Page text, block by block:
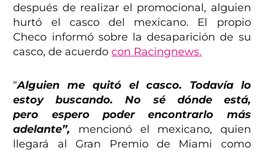
después de realizar el promocional, alguien
hurtó el casco del mexicano. El propio
Checo informó sobre la desaparición de su
casco, de acuerdocon Racingnews.
“Alguien me quitó el casco. Todavía lo
estoy buscando. No sé dónde está,
pero espero poder encontrarlo más
adelante”,
mencionó el mexicano, quien
llegará al Gran Premio de Miami como